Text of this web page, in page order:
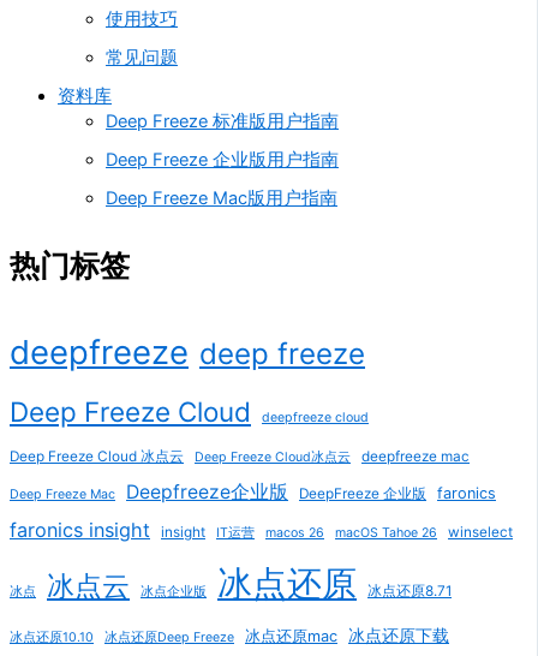
使用技巧
常见问题
资料库
Deep Freeze 标准版用户指南
Deep Freeze 企业版用户指南
Deep Freeze Mac版用户指南
热门标签
deepfreeze deep freeze
Deep Freeze Cloud deepfreeze cloud
Deep Freeze Cloud 冰点云 Deep Freeze Cloud冰点云 deepfreeze mac
Deep Freeze Mac Deepfreeze企业版 DeepFreeze 企业版 faronics
faronics insight insight IT运营 macos 26 macOS Tahoe 26 winselect
冰点 冰点云 冰点企业版 冰点还原 冰点还原8.71
冰点还原10.10 冰点还原Deep Freeze 冰点还原mac 冰点还原下载